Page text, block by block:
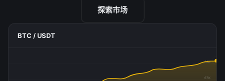
探索市场
BTC / USDT
68K
67K